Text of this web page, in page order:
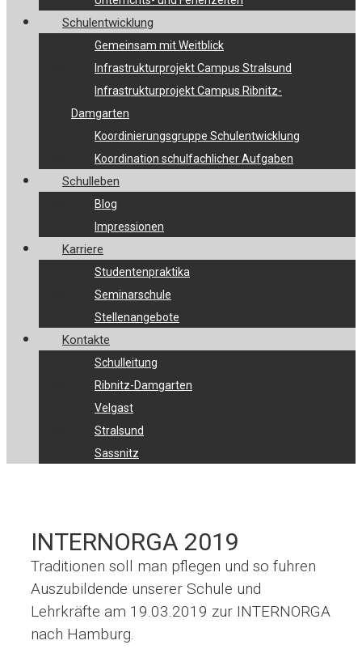
Schulentwicklung
Gemeinsam mit Weitblick
Infrastrukturprojekt Campus Stralsund
Infrastrukturprojekt Campus Ribnitz-
Damgarten
Koordinierungsgruppe Schulentwicklung
Koordination schulfachlicher Aufgaben
Schulleben
Blog
Impressionen
Karriere
Studentenpraktika
Seminarschule
Stellenangebote
Kontakte
Schulleitung
Ribnitz-Damgarten
Velgast
Stralsund
Sassnitz
INTERNORGA 2019
Traditionen soll man pflegen und so fuhren
Auszubildende unserer Schule und
Lehrkräfte am 19.03.2019 zur INTERNORGA
nach Hamburg.